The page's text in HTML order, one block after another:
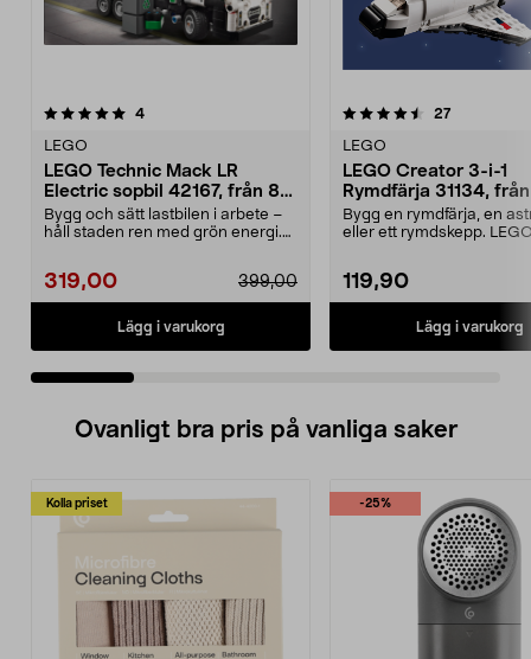
4recensioner
LEGO
LEGO Technic Mack LR
Electric sopbil 42167, från 8
år
Bygg och sätt lastbilen i arbete –
håll staden ren med grön energi.
319,00 399,00
Lägg i varukorg
4.5 av 5 stjärnor 27recensioner
LEGO
LEGO Creator 3-i-1
Rymdfärja 31134,
Bygg en rymdfärja, en
eller ett rymdskepp.
119,90
Lägg i varukorg
0.0 av 5 stjärnor
Ovanligt bra pris på vanliga saker
Kolla priset -25%